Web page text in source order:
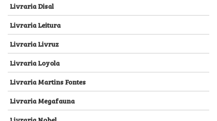
Livraria Disal
Livraria Leitura
Livraria Livruz
Livraria Loyola
Livraria Martins Fontes
Livraria Megafauna